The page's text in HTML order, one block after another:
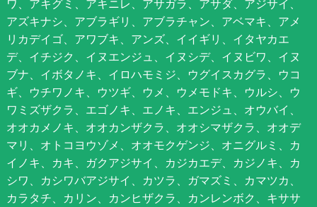
ワ、アキグミ、アキニレ、アサガラ、アサダ、アジサイ、
アズキナシ、アブラギリ、アブラチャン、アベマキ、アメ
リカデイゴ、アワブキ、アンズ、イイギリ、イタヤカエ
デ、イチジク、イヌエンジュ、イヌシデ、イヌビワ、イヌ
ブナ、イボタノキ、イロハモミジ、ウグイスカグラ、ウコ
ギ、ウチワノキ、ウツギ、ウメ、ウメモドキ、ウルシ、ウ
ワミズザクラ、エゴノキ、エノキ、エンジュ、オウバイ、
オオカメノキ、オオカンザクラ、オオシマザクラ、オオデ
マリ、オトコヨウゾメ、オオモクゲンジ、オニグルミ、カ
イノキ、カキ、ガクアジサイ、カジカエデ、カジノキ、カ
シワ、カシワバアジサイ、カツラ、ガマズミ、カマツカ、
カラタチ、カリン、カンヒザクラ、カンレンボク、キササ